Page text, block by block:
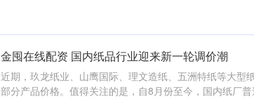
金囤在线配资 国内纸品行业迎来新一轮调价潮
近期，玖龙纸业、山鹰国际、理文造纸、五洲特纸等大型
部分产品价格。值得关注的是，自8月份至今，国内纸厂